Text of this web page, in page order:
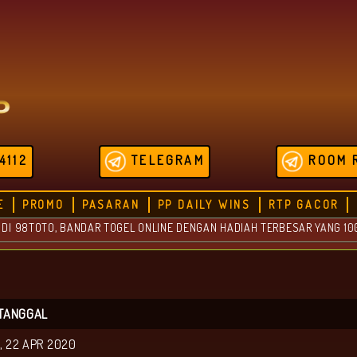
TELEGRAM ROOM
PROMO PASARAN PP DAILY WINS RTP GACOR
BANDAR TOGEL ONLINE DENGAN HADIAH TERBESAR YANG 100%
22 APR 2020